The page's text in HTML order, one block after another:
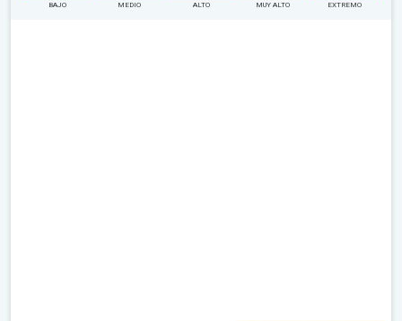
BAJO MEDIO ALTO MUY ALTO EXTREMO